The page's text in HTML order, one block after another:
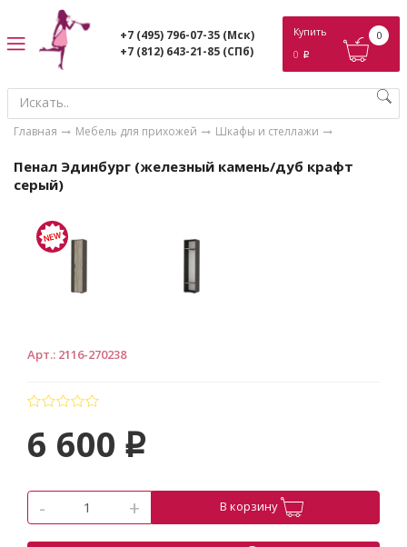
+7 (495) 796-07-35 (Мск)
+7 (812) 643-21-85 (СПб)
Купить
0 p
0
Главная Мебель для прихожей Шкафы и стеллажи
Пенал Эдинбург (железный камень/дуб крафт
серый)
Арт.: 2116-270238
6 600 p
- + В корзину